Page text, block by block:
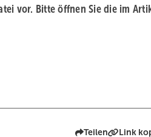
vor. Bitte öffnen Sie die im
Teilen Link